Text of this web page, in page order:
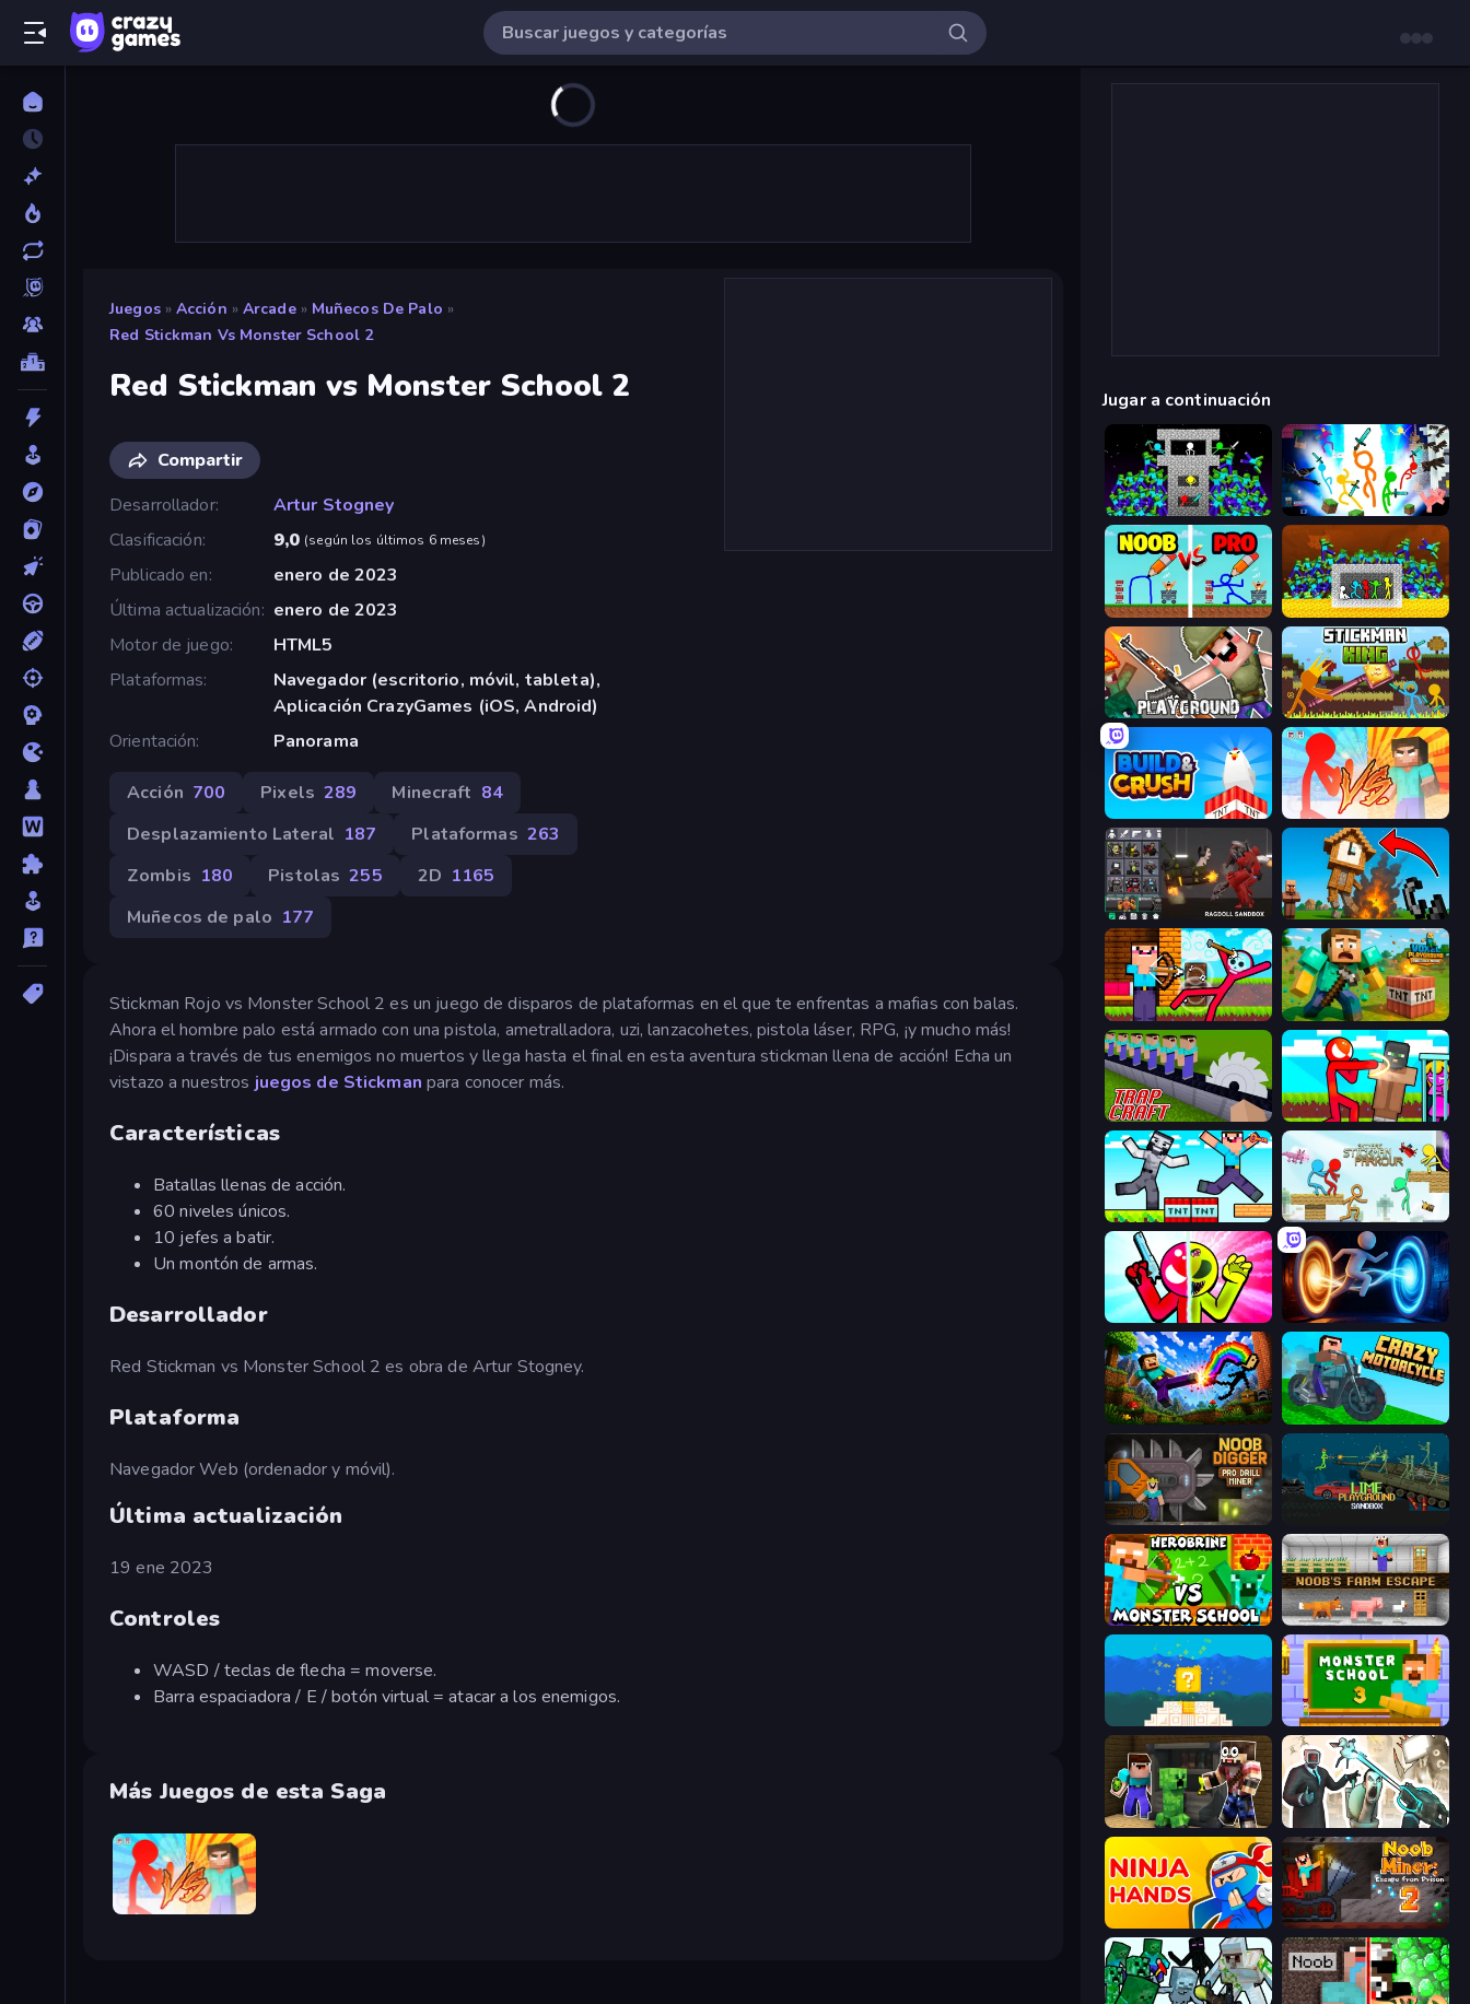
Juegos » Acción » Arcade » Muñecos De Palo »
Red Stickman Vs Monster School 2
Red Stickman vs Monster School 2
Compartir
Desarrollador
Artur Stogney
Clasificación
9,0 (según los últimos 6 meses)
Publicado en
enero de 2023
Última actualización
enero de 2023
Motor de juego
HTML5
Plataformas
Navegador (escritorio, móvil, tableta),
Aplicación CrazyGames (iOS, Android)
Orientación
Panorama
Acción 700 Pixels 289 Minecraft 84
Desplazamiento Lateral 187 Plataformas 263
Zombis 180 Pistolas 255 2D 1165
Muñecos de palo 177
Stickman Rojo vs Monster School 2 es un juego de disparos de plataformas en el que te enfrentas a mafias con balas.
Ahora el hombre palo está armado con una pistola, ametralladora, uzi, lanzacohetes, pistola láser, RPG, ¡y mucho más!
¡Dispara a través de tus enemigos no muertos y llega hasta el final en esta aventura stickman llena de acción! Echa un
vistazo a nuestros juegos de Stickman para conocer más.
Características
Batallas llenas de acción.
60 niveles únicos.
10 jefes a batir.
Un montón de armas.
Desarrollador
Red Stickman vs Monster School 2 es obra de Artur Stogney.
Plataforma
Navegador Web (ordenador y móvil).
Última actualización
19 ene 2023
Controles
WASD / teclas de flecha = moverse.
Barra espaciadora / E / botón virtual = atacar a los enemigos.
Más Juegos de esta Saga
Red Stickman vs Monster School
Jugar a continuación
Stick Epic Fighter Stickman Epic
DOP Noob: Draw to Save Stick Fighter vs Zombies
Playground Stickman King
Build and Crush Red Stickman vs Monster School
Last Play: Ragdoll Sandbox Noob Fuse
Noob Archer vs Stickman Zombie Voxel Playground: Ragdoll Noob
Trap Craft Stickman vs Villager: Save the Girl
Noob Gigachad: Parkour Tricks Challenge Stickman Parkour Master
Stickman Zombie vs Stickman Hero Portal Escape
Noob: Wall Crusher Crazy Motorcycle
Noob Digger: Pro Drill Miner
Herobrine vs Monster School Noob's Farm Escape
Monster School 3
Noob Trolls Pro Skibidi Toilets: Infection
Ninja Hands Noob Miner 2: Escape From Prison